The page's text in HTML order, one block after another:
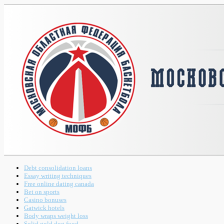
Debt consolidation loans
Essay writing techniques
Free online dating canada
Bet on sports
Casino bonuses
Gatwick hotels
Body wraps weight loss